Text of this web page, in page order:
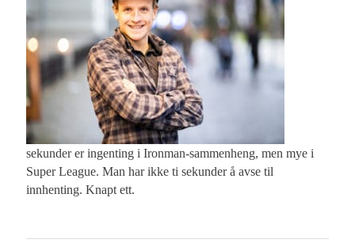
sekunder er ingenting i Ironman-sammenheng, men mye i
Super League. Man har ikke ti sekunder å avse til
innhenting. Knapt ett.